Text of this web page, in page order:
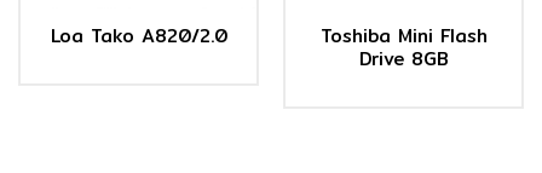
Loa Tako A820/2.0
Toshiba Mini Flash
Drive 8GB